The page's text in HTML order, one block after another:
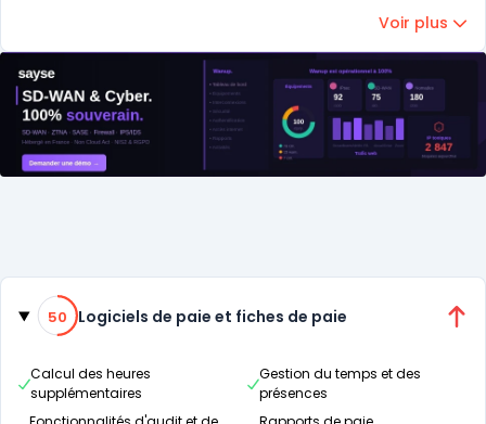
Voir plus
Catégories
50% de compatibilité
50 Logiciels de paie et fiches de paie
Calcul des heures
supplémentaires
Gestion du temps et des
présences